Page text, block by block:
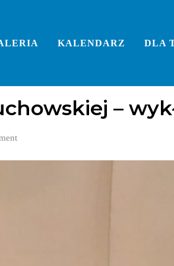
KALENDARZ DLA
–